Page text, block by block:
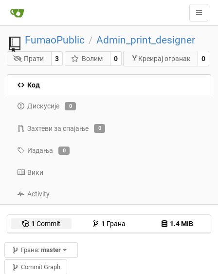
FumaoPublic / Admin_print_designer
Прати 3 Волим 0 Креирај огранак 0
Код
Дискусије 0
Захтеви за спајање 0
Издања 0
Вики
Activity
1 Commit 1 Грана 1.4 MiB
Грана: master
Commit Graph